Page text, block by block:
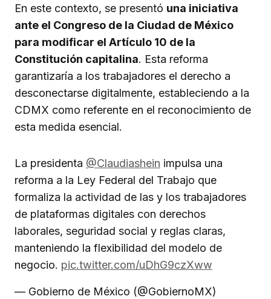
En este contexto, se presentó una iniciativa
ante el Congreso de la Ciudad de México
para modificar el Artículo 10 de la
Constitución capitalina. Esta reforma
garantizaría a los trabajadores el derecho a
desconectarse digitalmente, estableciendo a la
CDMX como referente en el reconocimiento de
esta medida esencial.
La presidenta @Claudiashein impulsa una
reforma a la Ley Federal del Trabajo que
formaliza la actividad de las y los trabajadores
de plataformas digitales con derechos
laborales, seguridad social y reglas claras,
manteniendo la flexibilidad del modelo de
negocio. pic.twitter.com/uDhG9czXww
— Gobierno de México (@GobiernoMX)